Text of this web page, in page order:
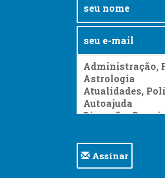
Assinar